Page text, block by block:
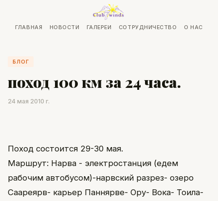
ГЛАВНАЯ НОВОСТИ ГАЛЕРЕИ СОТРУДНИЧЕСТВО О НАС
БЛОГ
поход 100 км за 24 часа.
24 мая 2010 г.
Поход состоится 29-30 мая.
Маршрут: Нарва - электростанция (едем
рабочим автобусом)-нарвский разрез- озеро
Саареярв- карьер Паннярве- Ору- Вока- Тоила-